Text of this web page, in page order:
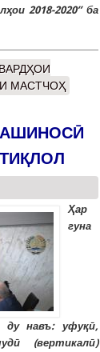
2018-2020” ба
МАСТЧОҲ
Ҳар
гуна
навъ: уфуқӣ,
(вертикалӣ)